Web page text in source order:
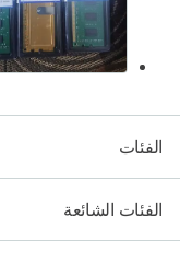
الفئات
الفئات الشائعة